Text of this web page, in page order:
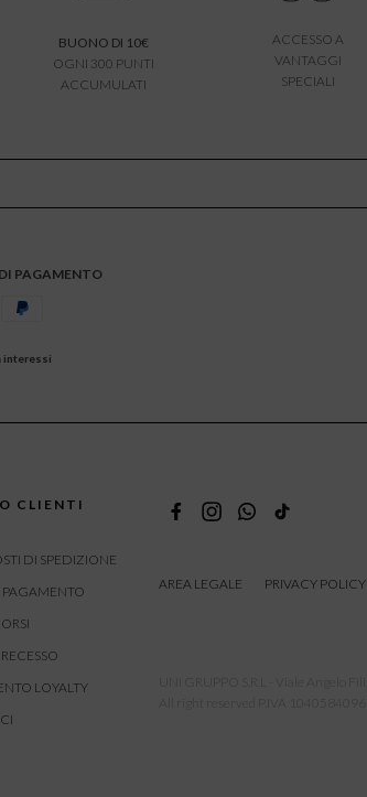
BUONO DI 10€
OGNI 300 PUNTI
ACCUMULATI
ACCESSO A
VANTAGGI
SPECIALI
PAGAMENTO
interessi
CLIENTI
DI SPEDIZIONE
LOYALTY
AREA LEGALE PRIVACY POLICY